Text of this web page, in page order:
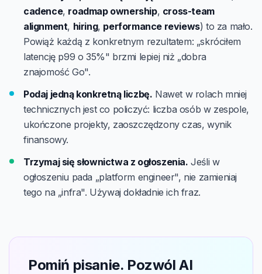
cadence, roadmap ownership, cross-team
alignment, hiring, performance reviews) to za mało.
Powiąż każdą z konkretnym rezultatem: „skróciłem
latencję p99 o 35%" brzmi lepiej niż „dobra
znajomość Go".
Podaj jedną konkretną liczbę. Nawet w rolach mniej
technicznych jest co policzyć: liczba osób w zespole,
ukończone projekty, zaoszczędzony czas, wynik
finansowy.
Trzymaj się słownictwa z ogłoszenia. Jeśli w
ogłoszeniu pada „platform engineer", nie zamieniaj
tego na „infra". Używaj dokładnie ich fraz.
Pomiń pisanie. Pozwól AI